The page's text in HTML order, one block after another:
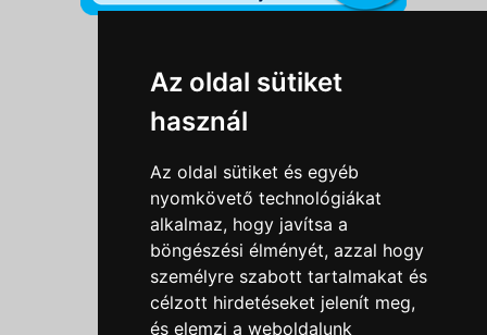
Az oldal sütiket
használ
Az oldal sütiket és egyéb
nyomkövető technológiákat
alkalmaz, hogy javítsa a
böngészési élményét, azzal hogy
személyre szabott tartalmakat és
célzott hirdetéseket jelenít meg,
és elemzi a weboldalunk
Információk
Általános szerződési feltételek
Impresszum
Nyereményjáték szabály
Outlet nap nyereményjáték szabályzat
Süti beállítások
Menü